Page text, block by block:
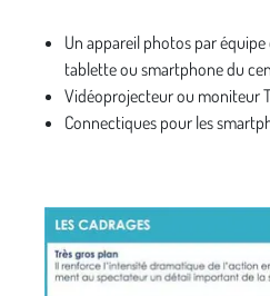
Un appareil photos par
tablette ou smartphone du
Vidéoprojecteur ou moniteur
Connectiques pour les